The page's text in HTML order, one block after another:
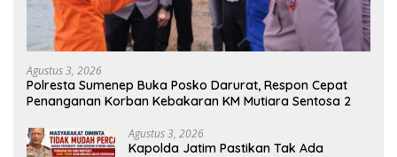
Agustus 3, 2026
Polresta Sumenep Buka Posko Darurat, Respon Cepat
Penanganan Korban Kebakaran KM Mutiara Sentosa 2
Agustus 3, 2026
Kapolda Jatim Pastikan Tak Ada